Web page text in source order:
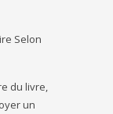
Selon
du livre,
un